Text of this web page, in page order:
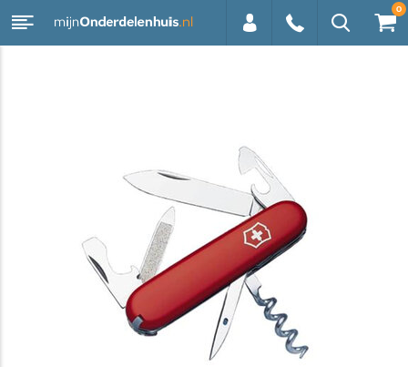
0